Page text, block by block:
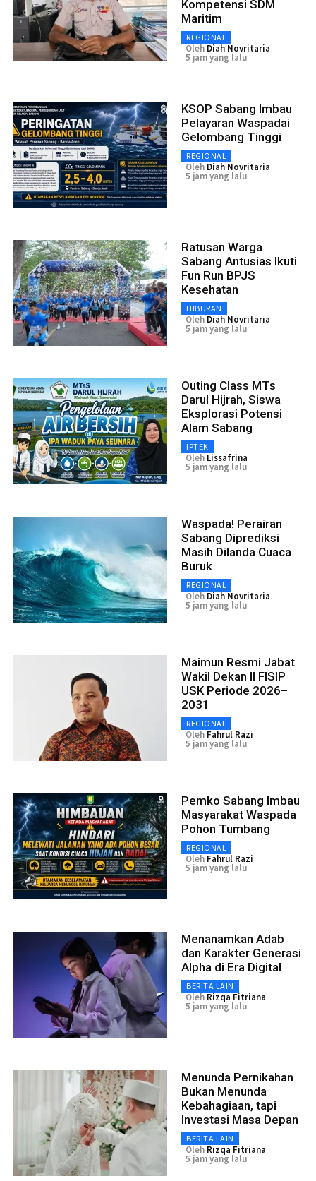
Kompetensi SDM
Maritim
REGIONAL
Oleh Diah Novritaria
5 jam yang lalu
KSOP Sabang Imbau
Pelayaran Waspadai
Gelombang Tinggi
REGIONAL
Oleh Diah Novritaria
5 jam yang lalu
Ratusan Warga
Sabang Antusias Ikuti
Fun Run BPJS
Kesehatan
HIBURAN
Oleh Diah Novritaria
5 jam yang lalu
Outing Class MTs
Darul Hijrah, Siswa
Eksplorasi Potensi
Alam Sabang
IPTEK
Oleh Lissafrina
5 jam yang lalu
Waspada! Perairan
Sabang Diprediksi
Masih Dilanda Cuaca
Buruk
REGIONAL
Oleh Diah Novritaria
5 jam yang lalu
Maimun Resmi Jabat
Wakil Dekan II FISIP
USK Periode 2026–
2031
REGIONAL
Oleh Fahrul Razi
5 jam yang lalu
Pemko Sabang Imbau
Masyarakat Waspada
Pohon Tumbang
REGIONAL
Oleh Fahrul Razi
5 jam yang lalu
Menanamkan Adab
dan Karakter Generasi
Alpha di Era Digital
BERITA LAIN
Oleh Rizqa Fitriana
5 jam yang lalu
Menunda Pernikahan
Bukan Menunda
Kebahagiaan, tapi
Investasi Masa Depan
BERITA LAIN
Oleh Rizqa Fitriana
5 jam yang lalu